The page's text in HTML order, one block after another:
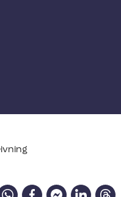
FacebookFacebook
LinkedIn